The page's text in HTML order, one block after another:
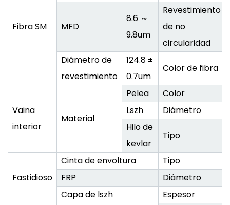
Fibra SM MFD
8.6 ～
9.8um
Revestimiento
de no
circularidad
Diámetro de
revestimiento
124.8 ±
0.7um
Color de fibra
Vaina
interior
Material
Pelea
Color
Lszh
Diámetro
Hilo de
kevlar
Tipo
Fastidioso
Cinta de envoltura
Tipo
FRP
Diámetro
Capa de lszh
Espesor